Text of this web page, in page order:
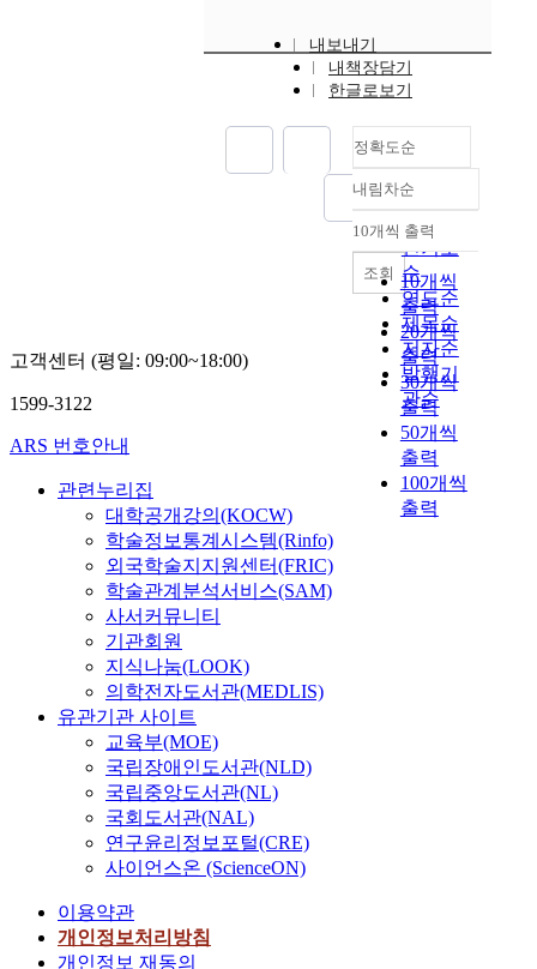
내보내기
내책장담기
한글로보기
정확도순
정확도
순
인기도
순
연도순
제목순
저자순
발행기
관순
내림차순
내림차순
10개씩 출력
10개씩
출력
20개씩
출력
30개씩
출력
50개씩
출력
100개씩
출력
조회
고객센터 (평일: 09:00~18:00)
1599-3122
ARS 번호안내
관련누리집
대학공개강의(KOCW)
학술정보통계시스템(Rinfo)
외국학술지지원센터(FRIC)
학술관계분석서비스(SAM)
사서커뮤니티
기관회원
지식나눔(LOOK)
의학전자도서관(MEDLIS)
유관기관 사이트
교육부(MOE)
국립장애인도서관(NLD)
국립중앙도서관(NL)
국회도서관(NAL)
연구윤리정보포털(CRE)
사이언스온 (ScienceON)
이용약관
개인정보처리방침
개인정보 재동의